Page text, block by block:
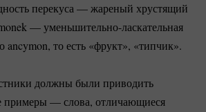
перекуса — жареный хрустящий
—уменьшительно-ласкательная
ancymon, то есть «фрукт», «типчик».
должны были приводить
примеры — слова, отличающиеся